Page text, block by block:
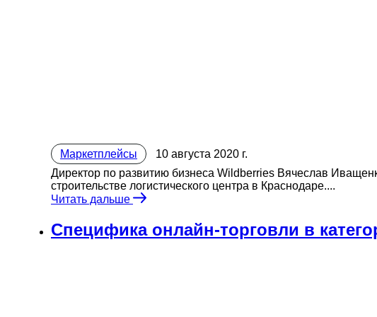
Маркетплейсы
10 августа 2020 г.
Директор по развитию бизнеса Wildberries Вячеслав
строительстве логистического центра в Краснодаре....
Читать дальше
Специфика онлайн-торговли в